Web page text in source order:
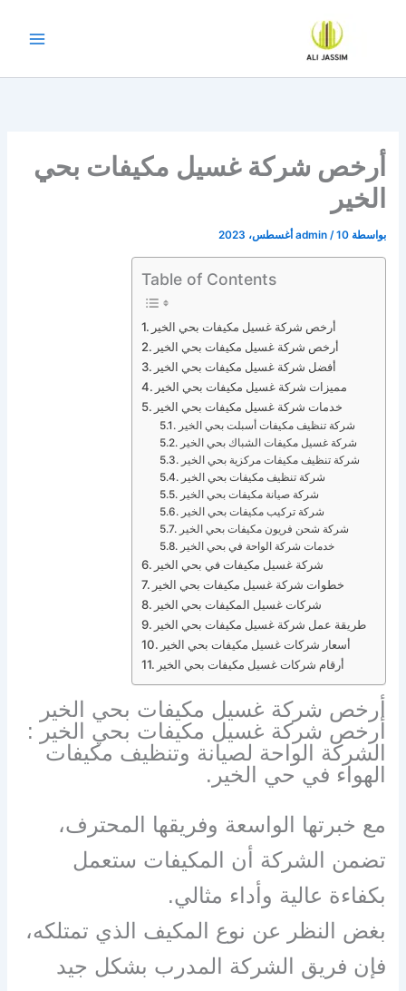
أرخص شركة غسيل مكيفات بحي
الخير
بواسطة admin /10 أغسطس، 2023
Table of Contents
أرخص شركة غسيل مكيفات بحي الخير
أرخص شركة غسيل مكيفات بحي الخير
أفضل شركة غسيل مكيفات بحي الخير
مميزات شركة غسيل مكيفات بحي الخير
خدمات شركة غسيل مكيفات بحي الخير
شركة تنظيف مكيفات أسبلت بحي الخير
شركة غسيل مكيفات الشباك بحي الخير
شركة تنظيف مكيفات مركزية بحي الخير
شركة تنظيف مكيفات بحي الخير
شركة صيانة مكيفات بحي الخير
شركة تركيب مكيفات بحي الخير
شركة شحن فريون مكيفات بحي الخير
خدمات شركة الواحة في بحي الخير
شركة غسيل مكيفات في بحي الخير
خطوات شركة غسيل مكيفات بحي الخير
شركات غسيل المكيفات بحي الخير
طريقة عمل شركة غسيل مكيفات بحي الخير
أسعار شركات غسيل مكيفات بحي الخير
أرقام شركات غسيل مكيفات بحي الخير
أرخص شركة غسيل مكيفات بحي الخير
أرخص شركة غسيل مكيفات بحي الخير:
الشركة الواحة لصيانة وتنظيف مكيفات
الهواء في حي الخير.
مع خبرتها الواسعة وفريقها المحترف،
تضمن الشركة أن المكيفات ستعمل
بكفاءة عالية وأداء مثالي.
بغض النظر عن نوع المكيف الذي تمتلكه،
فإن فريق الشركة المدرب بشكل جيد